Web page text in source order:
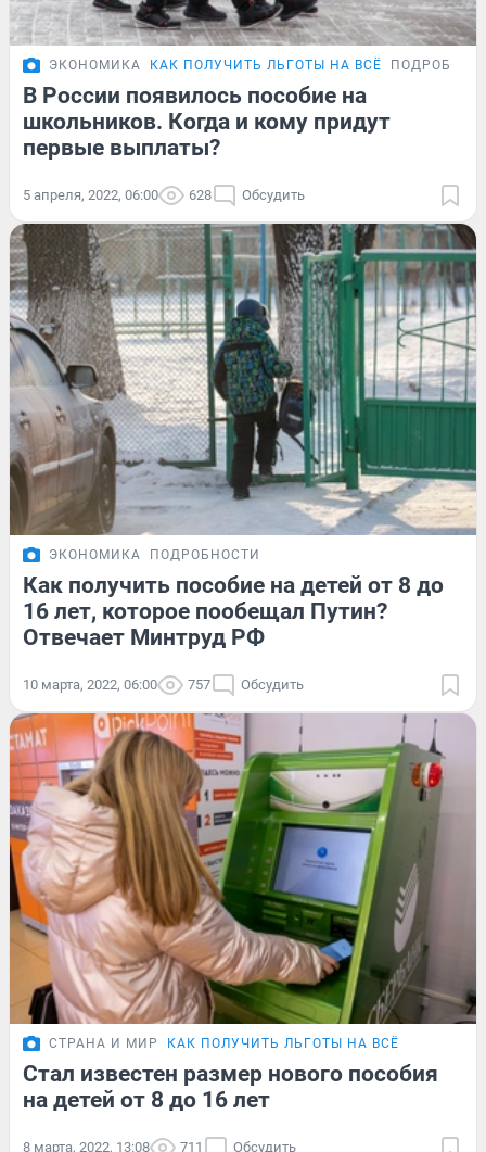
ЭКОНОМИКА КАК ПОЛУЧИТЬ ЛЬГОТЫ НА ВСЁ
В России появилось пособие на
школьников. Когда и кому придут
первые выплаты?
5 апреля, 2022, 06:00 628 Обсудить
ЭКОНОМИКА ПОДРОБНОСТИ
Как получить пособие на детей от 8 до
16 лет, которое пообещал Путин?
Отвечает Минтруд РФ
10 марта, 2022, 06:00 757 Обсудить
СТРАНА И МИР КАК ПОЛУЧИТЬ ЛЬГОТЫ НА ВСЁ
Стал известен размер нового пособия
на детей от 8 до 16 лет
8 марта, 2022, 13:08 711 Обсудить